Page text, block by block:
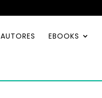
AUTORES EBOOKS